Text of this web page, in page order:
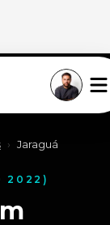
› Jaraguá
2022)